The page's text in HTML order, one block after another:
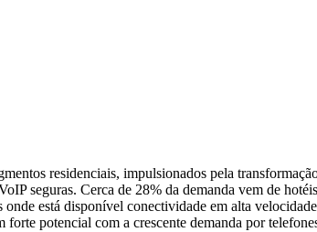
residenciais, impulsionados pela
seguras. Cerca de 28% da demanda vem de
está disponível conectividade em alta
potencial com a crescente demanda por